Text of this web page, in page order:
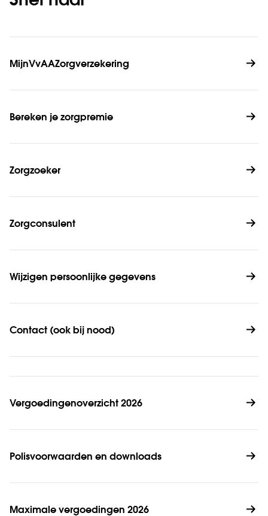
MijnVvAAZorgverzekering
Bereken je zorgpremie
Zorgzoeker
Zorgconsulent
Wijzigen persoonlijke gegevens
Contact (ook bij nood)
Vergoedingenoverzicht 2026
Polisvoorwaarden en downloads
Maximale vergoedingen 2026